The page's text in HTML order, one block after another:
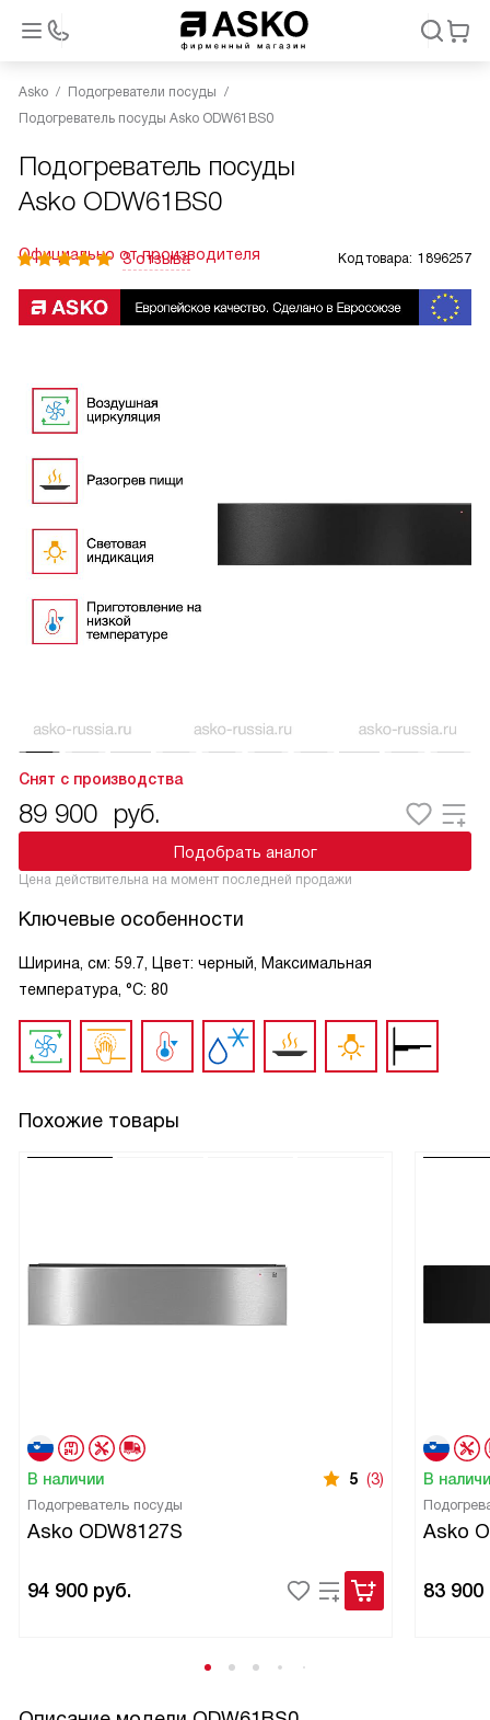
Asko
Подогреватели посуды
Подогреватель посуды Asko ODW61BS0
Подогреватель посуды
Asko ODW61BS0
Официально от производителя
3 отзыва Код товара: 1896257
Снят с производства
89 900 руб.
Подобрать аналог
Цена действительна на момент последней продажи
Ключевые особенности
Ширина, см: 59.7, Цвет: черный, Максимальная
температура, °С: 80
Похожие товары
В наличии 5 (3)
Подогреватель посуды
Asko ODW8127S
94 900 руб.
В
Asko
83 900